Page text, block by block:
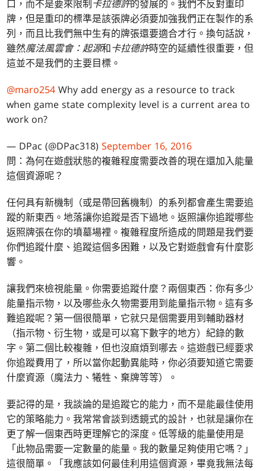
口，而不是要來限制 卡拉德許的發展的。我們不反對重印
牌，但是重印的標準是該張牌必須要加強我們正在製作的系
列，而且比我們無中生有的牌張還要適合才行。換句話說，
雖然魔法風雲會：起源和卡拉德許時空的延續性很重要，但
這並不是我們的主要目標。
@maro254 Why add energy as a resource to track
when game state complexity level is a current area to
work on?
— DPac (@DPac318)September 16, 2016
問：為何在遊戲狀態的複雜程度需要改善的現在還加入能量
這個資源呢？
任何具有新機制（或是帶回舊機制）的系列都會產生需要追
蹤的新東西。地落讓你追蹤是否下過地。返照讓你追蹤哪些
返照牌張在你的墳墓場裡。複雜程度所造成的問題是我們要
你們追蹤什麼、追蹤這個多困難，以及它對遊戲會有什麼影
響。
讓我們來檢視能量。你需要追蹤什麼？兩個東西：你有多少
能量指示物，以及哪些永久物需要用到能量指示物。這有多
難追蹤呢？第一個很簡單，它就只是個需要用到輔助器材
（指示物、衍生物，或是可以寫下數字的地方）紀錄的數
字。第二個比較複雜，但也沒麻煩到哪去。這遊戲已經要求
你追蹤費用了，所以當你起動異能時，你必須要知道它需要
什麼資源（魔法力、犧牲、棄牌等等）。
要記得的是，我談論的是追蹤它的能力，而不是能最佳使用
它的策略能力。我常常會談到透鏡式的設計，也就是讓你在
更了解一個東西時更理解它的深度。低等級的能量使用是
「此物品需要一定數量的能量。我的數量足夠使用它嗎？」
這很簡單。「我應該如何最佳利用這個資源，畢竟我無法每